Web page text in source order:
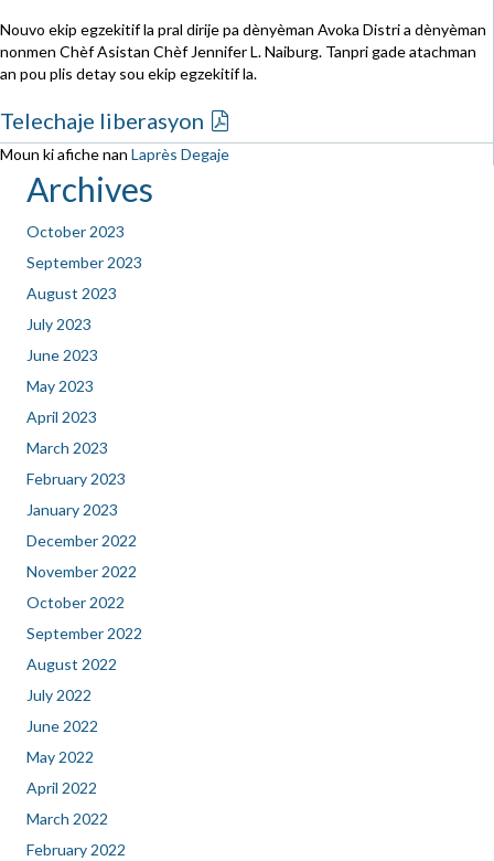
Nouvo ekip egzekitif la pral dirije pa dènyèman Avoka Distri a dènyèman
nonmen Chèf Asistan Chèf Jennifer L. Naiburg. Tanpri gade atachman
an pou plis detay sou ekip egzekitif la.
Telechaje liberasyon
Moun ki afiche nan Laprès Degaje
Archives
October 2023
September 2023
August 2023
July 2023
June 2023
May 2023
April 2023
March 2023
February 2023
January 2023
December 2022
November 2022
October 2022
September 2022
August 2022
July 2022
June 2022
May 2022
April 2022
March 2022
February 2022